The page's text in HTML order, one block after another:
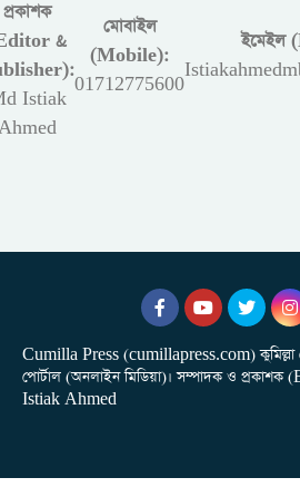
প্রকাশক
&
Istiak
মোবাইল
(Mobile):
01712775600
ইমেইল
Cumilla Press (cumillapress.com) কুমিল্লা
পোর্টাল (অনলাইন মিডিয়া)। সম্পাদক ও
Istiak Ahmed